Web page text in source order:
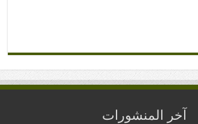
آخر المنشورات